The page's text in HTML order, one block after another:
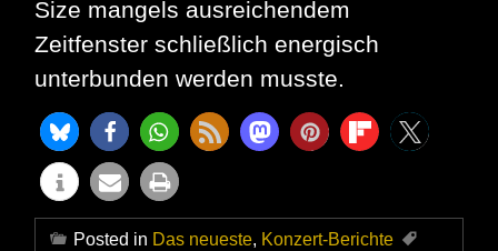
Size mangels ausreichendem
Zeitfenster schließlich energisch
unterbunden werden musste.
Posted in Das neueste, Konzert-Berichte